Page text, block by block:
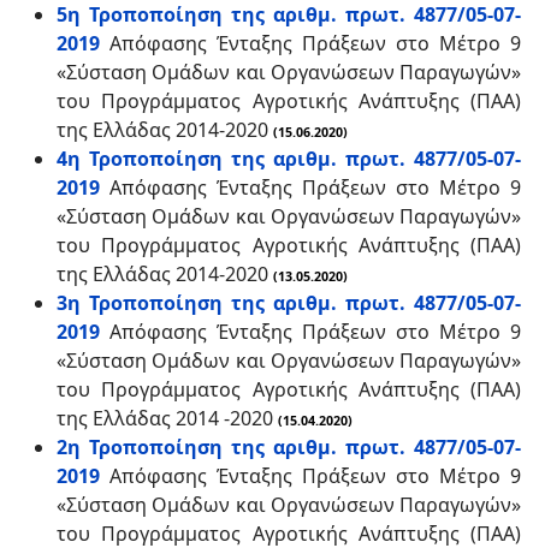
5η Τροποποίηση της αριθμ. πρωτ. 4877/05-07-
2019 Απόφασης Ένταξης Πράξεων στο Μέτρο 9
«Σύσταση Ομάδων και Οργανώσεων Παραγωγών»
του Προγράμματος Αγροτικής Ανάπτυξης (ΠΑΑ)
της Ελλάδας 2014-2020 (15.06.2020)
4η Τροποποίηση της αριθμ. πρωτ. 4877/05-07-
2019 Απόφασης Ένταξης Πράξεων στο Μέτρο 9
«Σύσταση Ομάδων και Οργανώσεων Παραγωγών»
του Προγράμματος Αγροτικής Ανάπτυξης (ΠΑΑ)
της Ελλάδας 2014-2020 (13.05.2020)
3η Τροποποίηση της αριθμ. πρωτ. 4877/05-07-
2019 Απόφασης Ένταξης Πράξεων στο Μέτρο 9
«Σύσταση Ομάδων και Οργανώσεων Παραγωγών»
του Προγράμματος Αγροτικής Ανάπτυξης (ΠΑΑ)
της Ελλάδας 2014 -2020 (15.04.2020)
2η Τροποποίηση της αριθμ. πρωτ. 4877/05-07-
2019 Απόφασης Ένταξης Πράξεων στο Μέτρο 9
«Σύσταση Ομάδων και Οργανώσεων Παραγωγών»
του Προγράμματος Αγροτικής Ανάπτυξης (ΠΑΑ)